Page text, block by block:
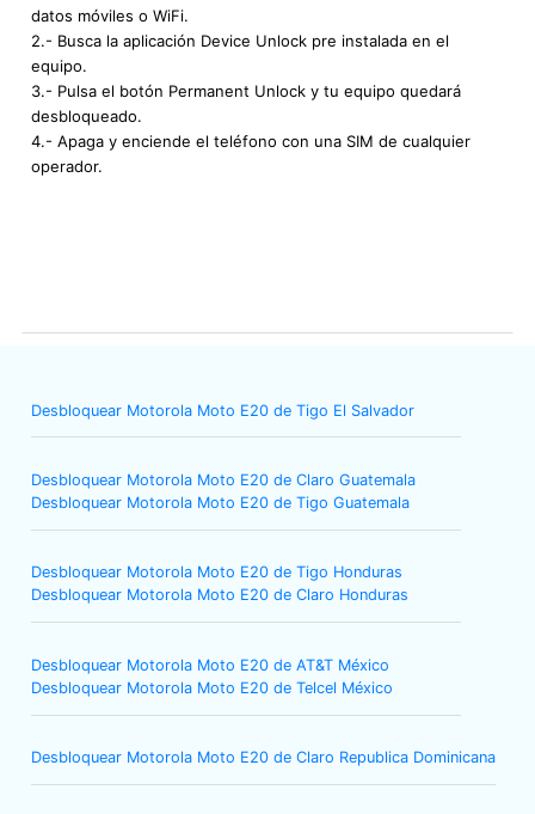
datos móviles o WiFi.
2.- Busca la aplicación Device Unlock pre instalada en el
equipo.
3.- Pulsa el botón Permanent Unlock y tu equipo quedará
desbloqueado.
4.- Apaga y enciende el teléfono con una SIM de cualquier
operador.
Desbloquear Motorola Moto E20 de Tigo El Salvador
Desbloquear Motorola Moto E20 de Claro Guatemala
Desbloquear Motorola Moto E20 de Tigo Guatemala
Desbloquear Motorola Moto E20 de Tigo Honduras
Desbloquear Motorola Moto E20 de Claro Honduras
Desbloquear Motorola Moto E20 de AT&T México
Desbloquear Motorola Moto E20 de Telcel México
Desbloquear Motorola Moto E20 de Claro Republica Dominicana